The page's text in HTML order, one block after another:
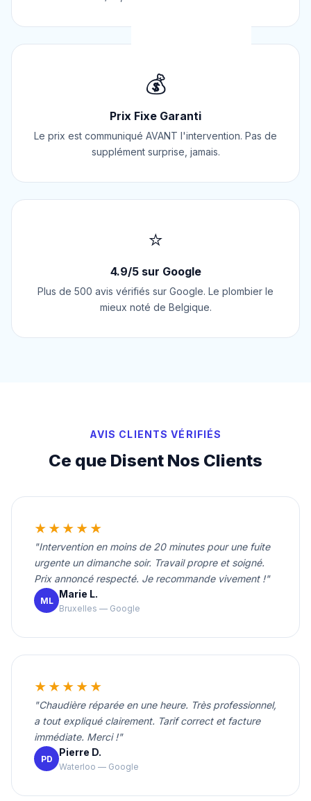
💰
Prix Fixe Garanti
Le prix est communiqué AVANT l'intervention. Pas de
supplément surprise, jamais.
⭐
4.9/5 sur Google
Plus de 500 avis vérifiés sur Google. Le plombier le
mieux noté de Belgique.
AVIS CLIENTS VÉRIFIÉS
Ce que Disent Nos Clients
★★★★★
"Intervention en moins de 20 minutes pour une fuite
urgente un dimanche soir. Travail propre et soigné.
Prix annoncé respecté. Je recommande vivement !"
ML
Marie L.
Bruxelles — Google
★★★★★
"Chaudière réparée en une heure. Très professionnel,
a tout expliqué clairement. Tarif correct et facture
immédiate. Merci !"
PD
Pierre D.
Waterloo — Google